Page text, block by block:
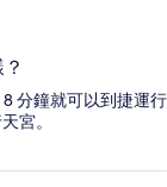
分鐘就可以到捷運行
宮。